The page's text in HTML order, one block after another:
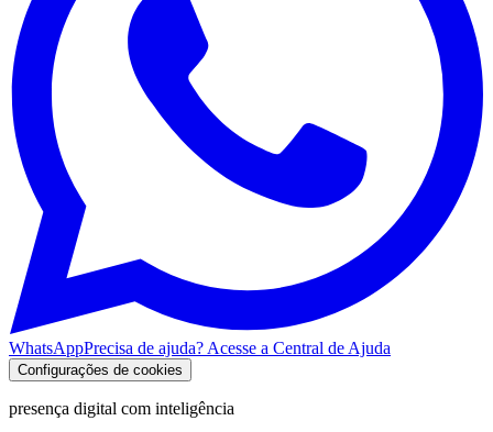
WhatsAppPrecisa de ajuda? Acesse a Central de Ajuda
Configurações de cookies
presença digital com inteligência